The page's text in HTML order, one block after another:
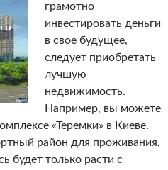
грамотно
инвестировать деньги
в свое будущее,
следует приобретать
лучшую
недвижимость.
Например, вы можете
«Теремки» в Киеве.
район для проживания,
будет только расти с